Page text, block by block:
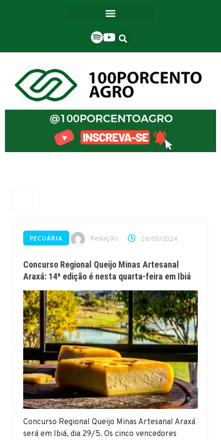
PECUÁRIA Redação 28/05/2024
Concurso Regional Queijo Minas Artesanal
Araxá: 14ª edição é nesta quarta-feira em Ibiá
Concurso Regional Queijo Minas Artesanal Araxá
será em Ibiá, dia 29/5. Os cinco vencedores